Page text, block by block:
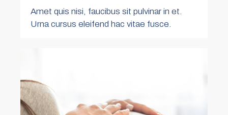
Amet quis nisi, faucibus sit pulvinar in et.
Urna cursus eleifend hac vitae fusce.